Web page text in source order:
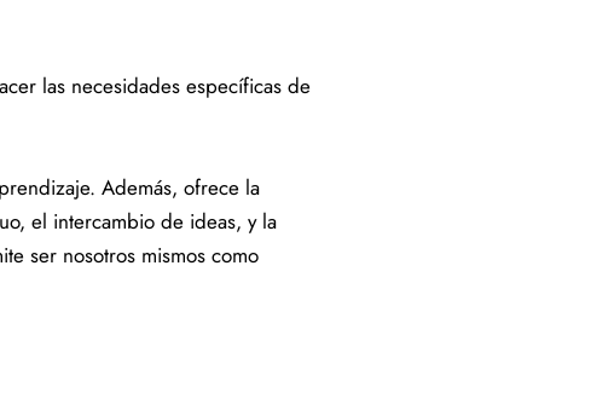
las necesidades específicas de
Además, ofrece la
el intercambio de ideas, y la
ser nosotros mismos como